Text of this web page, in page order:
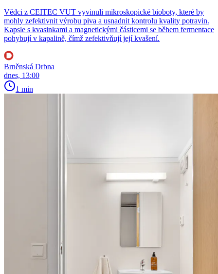
Vědci z CEITEC VUT vyvinuli mikroskopické bioboty, které by
mohly zefektivnit výrobu piva a usnadnit kontrolu kvality potravin.
Kapsle s kvasinkami a magnetickými částicemi se během fermentace
pohybují v kapalině, čímž zefektivňují její kvašení.
Brněnská Drbna
dnes, 13:00
1 min